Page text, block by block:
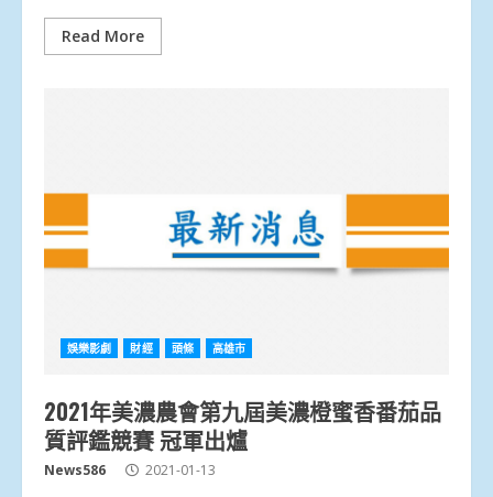
Read More
娛樂影劇 財經 頭條 高雄市
2021年美濃農會第九屆美濃橙蜜香番茄品
質評鑑競賽 冠軍出爐
News586 2021-01-13